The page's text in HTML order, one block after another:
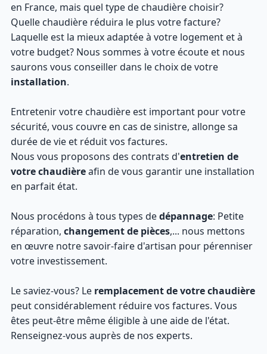
en France, mais quel type de chaudière choisir?
Quelle chaudière réduira le plus votre facture?
Laquelle est la mieux adaptée à votre logement et à
votre budget? Nous sommes à votre écoute et nous
saurons vous conseiller dans le choix de votre
installation.
Entretenir votre chaudière est important pour votre
sécurité, vous couvre en cas de sinistre, allonge sa
durée de vie et réduit vos factures.
Nous vous proposons des contrats d'entretien de
votre chaudièreafin de vous garantir une installation
en parfait état.
Nous procédons à tous types dedépannage: Petite
réparation, changement de pièces,... nous mettons
en œuvre notre savoir-faire d'artisan pour pérenniser
votre investissement.
Le saviez-vous? Le remplacement de votre chaudière
peut considérablement réduire vos factures. Vous
êtes peut-être même éligible à une aide de l'état.
Renseignez-vous auprès de nos experts.